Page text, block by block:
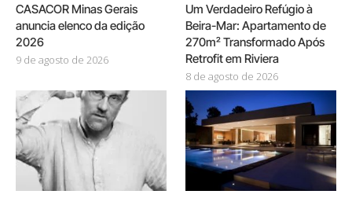
CASACOR Minas Gerais
anuncia elenco da edição
2026
9 de agosto de 2026
Um Verdadeiro Refúgio à
Beira-Mar: Apartamento de
270m² Transformado Após
Retrofit em Riviera
8 de agosto de 2026